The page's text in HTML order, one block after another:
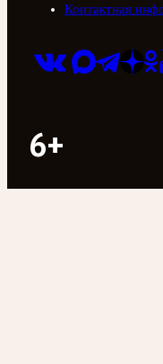
Контактная
6+